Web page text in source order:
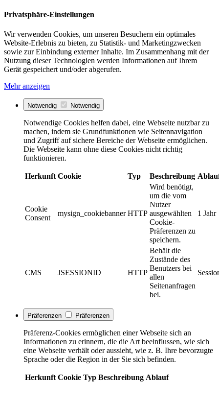
Privatsphäre-Einstellungen
Wir verwenden Cookies, um unseren Besuchern ein optimales
Website-Erlebnis zu bieten, zu Statistik- und Marketingzwecken
sowie zur Einbindung externer Inhalte. Im Zusammenhang mit der
Nutzung dieser Technologien werden Informationen auf Ihrem
Gerät gespeichert und/oder abgerufen.
Mehr anzeigen
Notwendig Notwendig
Notwendige Cookies helfen dabei, eine Webseite nutzbar zu
machen, indem sie Grundfunktionen wie Seitennavigation
und Zugriff auf sichere Bereiche der Webseite ermöglichen.
Die Webseite kann ohne diese Cookies nicht richtig
funktionieren.
Herkunft Cookie Typ Beschreibung
Cookie
Consent
mysign_cookiebanner HTTP
Wird benötigt,
um die vom
Nutzer
ausgewählten
Cookie-
Präferenzen zu
speichern.
1 Jahr
CMS JSESSIONID HTTP
Behält die
Zustände des
Benutzers bei
allen
Seitenanfragen
bei.
Präferenzen Präferenzen
Präferenz-Cookies ermöglichen einer Webseite sich an
Informationen zu erinnern, die die Art beeinflussen, wie sich
eine Webseite verhält oder aussieht, wie z. B. Ihre bevorzugte
Sprache oder die Region in der Sie sich befinden.
Herkunft Cookie Typ Beschreibung Ablauf